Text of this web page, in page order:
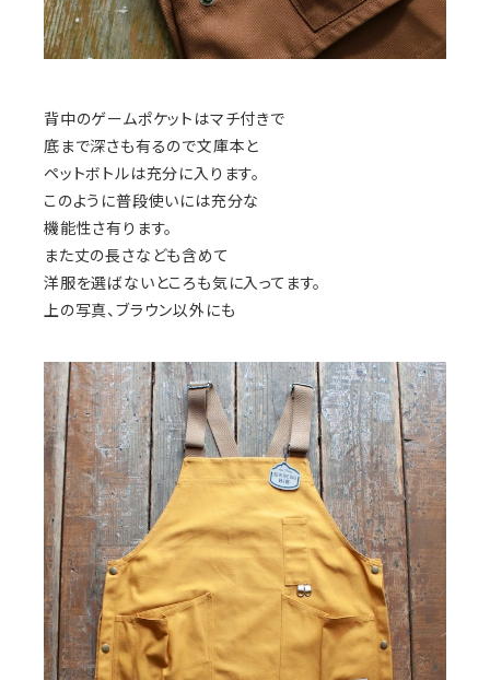
背中のゲームポケットはマチ付きで
底まで深さも有るので文庫本と
ペットボトルは充分に入ります。
このように普段使いには充分な
機能性さ有ります。
また丈の長さなども含めて
洋服を選ばないところも気に入ってます。
上の写真、ブラウン以外にも